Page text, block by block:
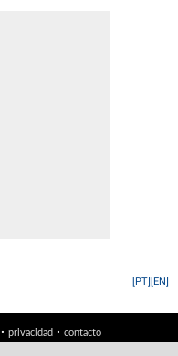
[EN]
[PT]
· privacidad· contacto